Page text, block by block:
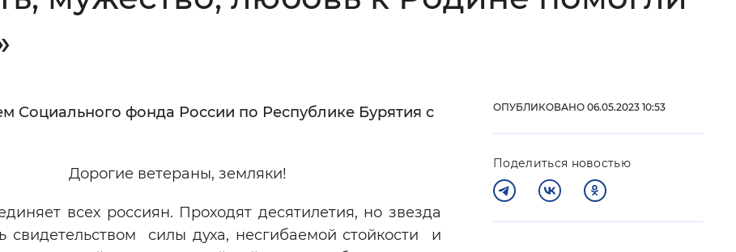
Социального фонда России по Республике Бурятия с
земляки!
всех россиян. Проходят десятилетия, но звезда
свидетельством силы духа, несгибаемой стойкости и
ОПУБЛИКОВАНО 06.05.2023 10:53
Поделиться новостью